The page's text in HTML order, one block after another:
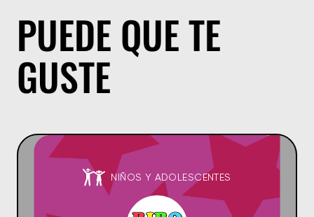
PUEDE QUE TE
GUSTE
NIÑOS Y ADOLESCENTES